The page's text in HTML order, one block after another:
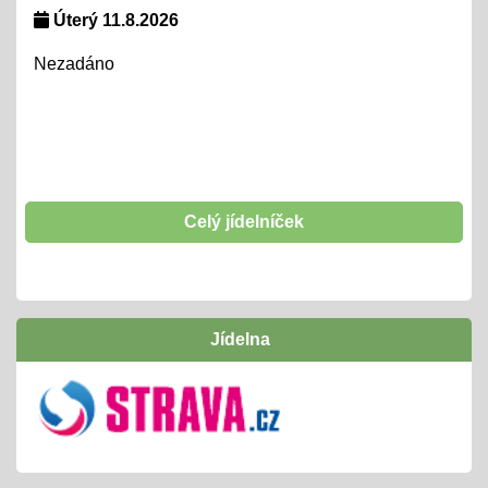
Lyžařský kurz + pobyt na horách
- tradiční oblíbená akce 26. - 31. 1.
01.10.2024
- tradičně si "odpracujeme" vstupenku na interaktivní
Inovativní vzdělávání /Šablony I OPJAK
01.09.2024
Úterý 11.8.2026
Nezadáno
Celý jídelníček
Jídelna